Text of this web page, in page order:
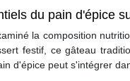
du pain d'épice
la composition
festif, ce gâteau
d'épice peut s'intégrer